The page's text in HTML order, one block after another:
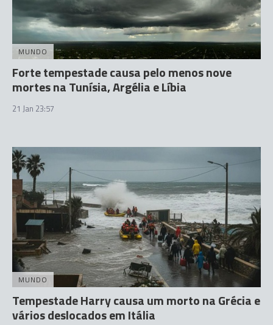
MUNDO
Forte tempestade causa pelo menos nove
mortes na Tunísia, Argélia e Líbia
21 Jan 23:57
MUNDO
Tempestade Harry causa um morto na Grécia e
vários deslocados em Itália